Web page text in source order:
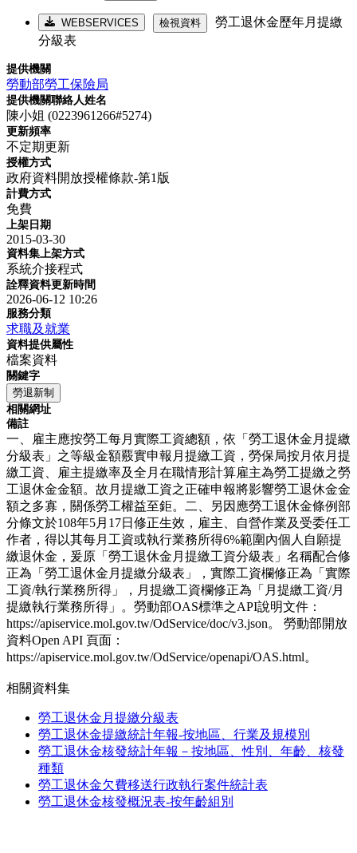
WEBSERVICES 檢視資料
勞工退休金歷年月提繳
分級表
提供機關
勞動部勞工保險局
提供機關聯絡人姓名
陳小姐 (0223961266#5274)
更新頻率
不定期更新
授權方式
政府資料開放授權條款-第1版
計費方式
免費
上架日期
2015-03-30
資料集上架方式
系統介接程式
詮釋資料更新時間
2026-06-12 10:26
服務分類
求職及就業
資料提供屬性
檔案資料
關鍵字
勞退新制
相關網址
備註
一、雇主應按勞工每月實際工資總額，依「勞工退休金月提繳
分級表」之等級金額覈實申報月提繳工資，勞保局按月依月提
繳工資、雇主提繳率及全月在職情形計算雇主為勞工提繳之勞
工退休金金額。故月提繳工資之正確申報將影響勞工退休金金
額之多寡，關係勞工權益至鉅。二、另因應勞工退休金條例部
分條文於108年5月17日修正生效，雇主、自營作業及受委任工
作者，得以其每月工資或執行業務所得6%範圍內個人自願提
繳退休金，爰原「勞工退休金月提繳工資分級表」名稱配合修
正為「勞工退休金月提繳分級表」，實際工資欄修正為「實際
工資/執行業務所得」，月提繳工資欄修正為「月提繳工資/月
提繳執行業務所得」。勞動部OAS標準之API說明文件：
https://apiservice.mol.gov.tw/OdService/doc/v3.json。 勞動部開放
資料Open API 頁面：
https://apiservice.mol.gov.tw/OdService/openapi/OAS.html。
相關資料集
勞工退休金月提繳分級表
勞工退休金提繳統計年報-按地區、行業及規模別
勞工退休金核發統計年報－按地區、性別、年齡、核發
種類
勞工退休金欠費移送行政執行案件統計表
勞工退休金核發概況表-按年齡組別